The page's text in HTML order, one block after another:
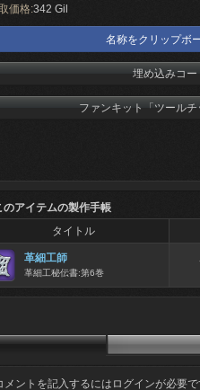
価格:342 Gil
名称をクリップボ
埋め込みコー
ファンキット「ツール
のアイテムの製作手帳
タイトル
革細工師
革細工秘伝書:第6巻
メントを記入するにはログインが必要で